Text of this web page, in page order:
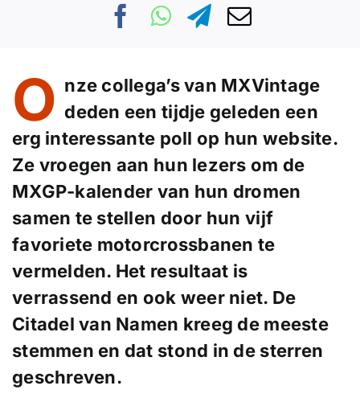
O nze collega’s van MXVintage
deden een tijdje geleden een
erg interessante poll op hun website.
Ze vroegen aan hun lezers om de
MXGP-kalender van hun dromen
samen te stellen door hun vijf
favoriete motorcrossbanen te
vermelden. Het resultaat is
verrassend en ook weer niet. De
Citadel van Namen kreeg de meeste
stemmen en dat stond in de sterren
geschreven.